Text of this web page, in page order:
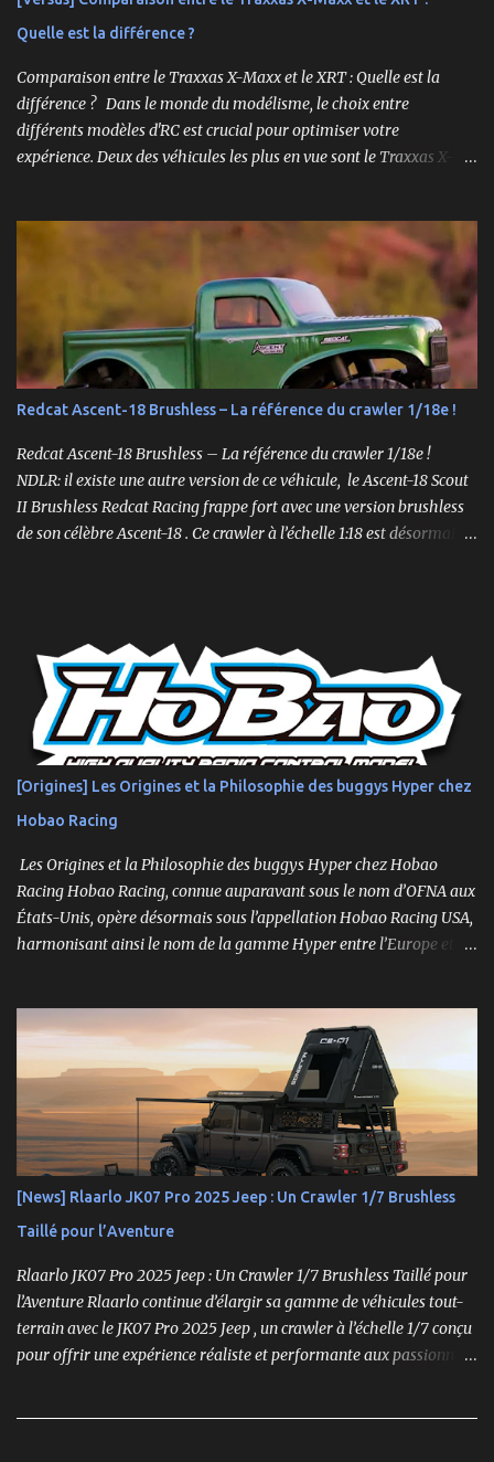
châssis presque assemblé mais livré sans aucune électronique : ni
moteur, ni servo, ni ESC, ni batterie. ...
Quelle est la différence ?
Comparaison entre le Traxxas X-Maxx et le XRT : Quelle est la
différence ? Dans le monde du modélisme, le choix entre
différents modèles d'RC est crucial pour optimiser votre
expérience. Deux des véhicules les plus en vue sont le Traxxas X-
différentes. Cet article explore en profondeur les principales
différences entre le X-Maxx et le XRT. Design et Structure Le design
est souvent la première chose que l'on remarque chez un véhicule
RC. Le X-Maxx est un monster truck, tandis que le XRT est un
truggy. Cela se traduit par des différences de taille et de forme. Le
X-Maxx est plus large et plus haut, ce qui lui confère une meilleure
capacité à surmonter les terrains difficiles. 🛒 Voir le Traxxas X-
Maxx VXL sur Amazon Le XRT , quant à lui, est conçu pour la
vitesse et la maniabilité sur des surfaces plus planes. Sa conception
plus étroite et plus bass...
Redcat Ascent-18 Brushless – La référence du crawler 1/18e !
Redcat Ascent-18 Brushless – La référence du crawler 1/18e !
NDLR: il existe une autre version de ce véhicule, le Ascent-18 Scout
II Brushless Redcat Racing frappe fort avec une version brushless
de son célèbre Ascent-18 . Ce crawler à l’échelle 1:18 est désormais
suréquipé, l’Ascent-18 Brushless offre des performances dignes
d’un modèle 1/10. Parfait pour des sessions en intérieur ou des
parcours en extérieur, il mêle qualité, puissance et précision .
Moteur brushless 3450kv + ESC 3 voies Servo métal 4kg Hexfly
HX-M4K Suspensions à huile avec capuchons aluminium
Roulements à billes, visserie hex, châssis aluminium 2mm Essieux
portiques avec pignons en métal Spools aluminium usinés 7mm
hexes + nouveau composé de pneus haute adhérence Nouvelle
[Origines] Les Origines et la Philosophie des buggys Hyper chez
Hobao Racing
Les Origines et la Philosophie des buggys Hyper chez Hobao
Racing Hobao Racing, connue auparavant sous le nom d’OFNA aux
États-Unis, opère désormais sous l’appellation Hobao Racing USA,
harmonisant ainsi le nom de la gamme Hyper entre l’Europe et les
Hyper, véritable référence pour les amateurs de buggys tout-
terrain, s’est imposée depuis son lancement dans les années 1990
comme un choix incontournable. Conçue pour répondre aux
exigences des pilotes compétitifs, elle se distingue par ses
performances optimales, sa robustesse et sa modularité, des
atouts essentiels sur les circuits off-road.
[News] Rlaarlo JK07 Pro 2025 Jeep : Un Crawler 1/7 Brushless
Taillé pour l’Aventure
Rlaarlo JK07 Pro 2025 Jeep : Un Crawler 1/7 Brushless Taillé pour
l’Aventure Rlaarlo continue d’élargir sa gamme de véhicules tout-
terrain avec le JK07 Pro 2025 Jeep , un crawler à l’échelle 1/7 conçu
pour offrir une expérience réaliste et performante aux passionnés